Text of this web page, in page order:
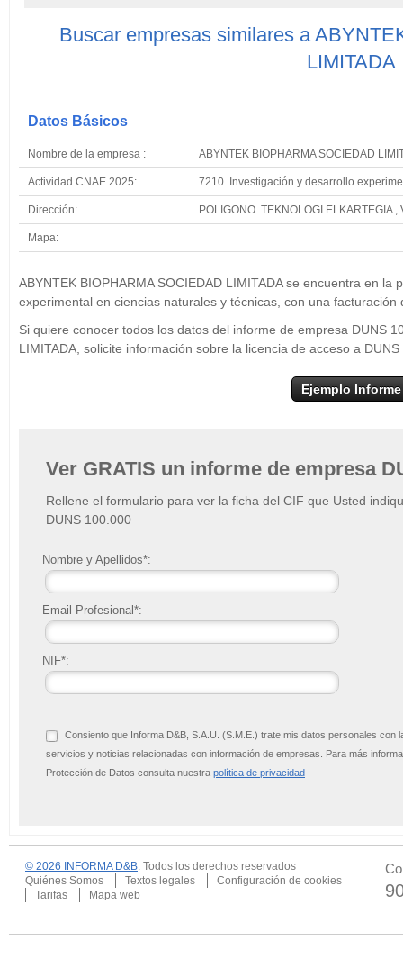
Buscar empresas similares a
LIMITADA
Datos Básicos
Nombre de la empresa : ABYNTEK BIOPHARMA SOCIEDAD
Actividad CNAE 2025: 7210 Investigación y desarrollo
Dirección: POLIGONO TEKNOLOGI ELKARTEGIA ,
Mapa:
−
ABYNTEK BIOPHARMA SOCIEDAD LIMITADA se encuentra en
experimental en ciencias naturales y técnicas, con una facturación
Si quiere conocer todos los datos del informe de empresa DUNS
LIMITADA, solicite información sobre la licencia de acceso a
Ejemplo Informe
Ver GRATIS un informe de empresa
Rellene el formulario para ver la ficha del CIF que Usted
DUNS 100.000
Nombre y Apellidos*:
Email Profesional*:
NIF*:
Consiento que Informa D&B, S.A.U. (S.M.E.) trate mis datos personales
servicios y noticias relacionadas con información de empresas. Para más
Protección de Datos consulta nuestra política de privacidad
© 2026 INFORMA D&B. Todos los derechos reservados
Quiénes Somos
Textos legales
Configuración de cookies
Tarifas
Mapa web